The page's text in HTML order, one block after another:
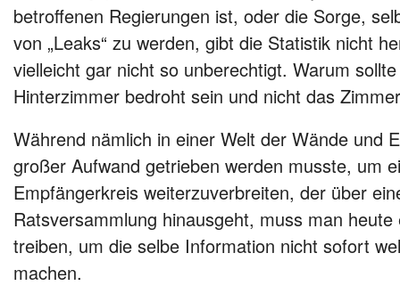
betroffenen Regierungen ist, oder die Sorge,
von „Leaks“ zu werden, gibt die Statistik nicht
vielleicht gar nicht so unberechtigt. Warum
Hinterzimmer bedroht sein und nicht das
Während nämlich in einer Welt der Wände und
großer Aufwand getrieben werden musste, um
Empfängerkreis weiterzuverbreiten, der über
Ratsversammlung hinausgeht, muss man
treiben, um die selbe Information nicht sofort
machen.